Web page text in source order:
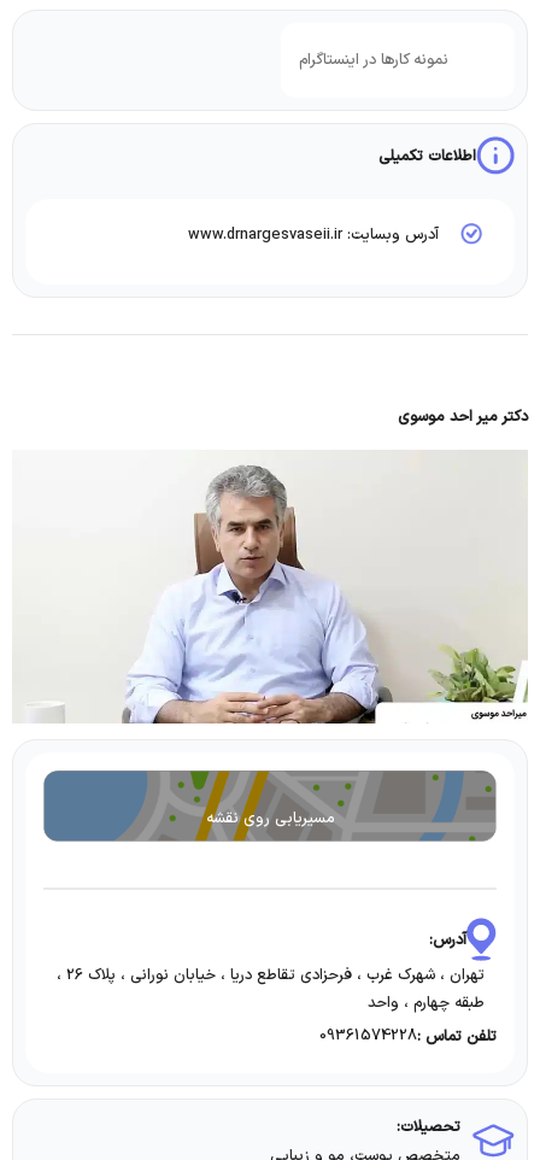
نمونه کارها در اینستاگرام
اطلاعات تکمیلی
آدرس وبسایت: www.drnargesvaseii.ir
دکتر میر احد موسوی
مسیریابی روی نقشه
آدرس:
تهران ، شهرک غرب ، فرحزادی تقاطع دریا ، خیابان نورانی ، پلاک 26 ،
طبقه چهارم ، واحد
تلفن تماس :09361574228
تحصیلات: